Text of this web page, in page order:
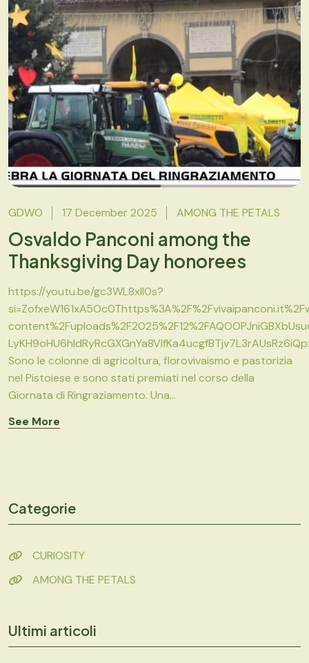
GDWO 17 December 2025 AMONG THE PETALS
Osvaldo Panconi among the
Thanksgiving Day honorees
https://youtu.be/gc3WL8xII0s?
Sono le colonne di agricoltura, florovivaismo e pastorizia
nel Pistoiese e sono stati premiati nel corso della
Giornata di Ringraziamento. Una...
See More
Categorie
CURIOSITY
AMONG THE PETALS
Ultimi articoli